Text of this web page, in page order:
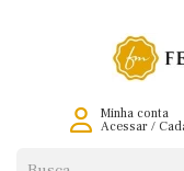
Minha conta
Acessar/